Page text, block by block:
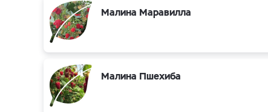
Малина Маравилла
Малина Пшехиба